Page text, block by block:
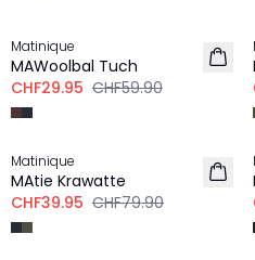
Matinique
MAWoolbal Tuch
CHF29.95 CHF59.90
-50%
Matinique
MAtie Krawatte
CHF39.95 CHF79.90
-50%